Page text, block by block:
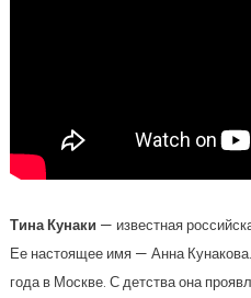
Тина Кунаки — известная
Ее настоящее имя — Анна
года в Москве. С детства она